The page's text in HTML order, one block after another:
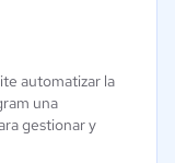
automatizar la
una
gestionar y